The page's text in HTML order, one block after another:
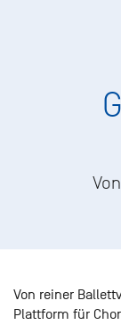
Von reiner
Plattform für